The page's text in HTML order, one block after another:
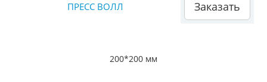
ПРЕСС ВОЛЛ Заказать
200*200 мм